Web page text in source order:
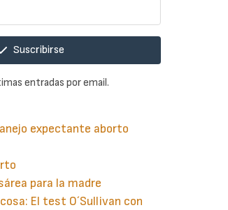
Suscribirse
entradas por email.
expectante aborto
para la madre
El test O´Sullivan con